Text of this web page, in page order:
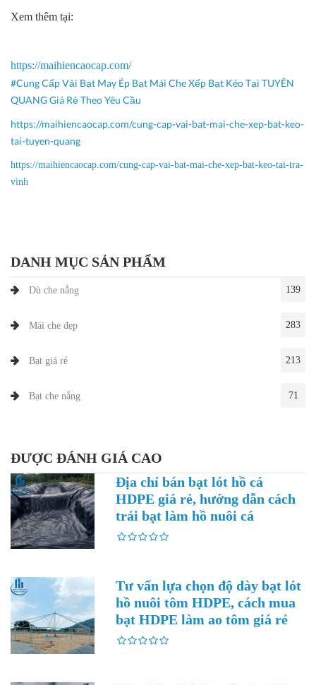
Xem thêm tại:
https://maihiencaocap.com/
#Cung Cấp Vải Bạt May Ép Bạt Mái Che Xếp Bạt Kéo Tại TUYÊN
QUANG Giá Rẻ Theo Yêu Cầu
https://maihiencaocap.com/cung-cap-vai-bat-mai-che-xep-bat-keo-
tai-tuyen-quang
https://maihiencaocap.com/cung-cap-vai-bat-mai-che-xep-bat-keo-tai-tra-
vinh
DANH MỤC SẢN PHẨM
Dù che nắng 139
Mái che đẹp 283
Bạt giá rẻ 213
Bạt che nắng 71
ĐƯỢC ĐÁNH GIÁ CAO
Địa chỉ bán bạt lót hồ cá
HDPE giá rẻ, hướng dẫn cách
trải bạt làm hồ nuôi cá
Tư vấn lựa chọn độ dày bạt lót
hồ nuôi tôm HDPE, cách mua
bạt HDPE làm ao tôm giá rẻ